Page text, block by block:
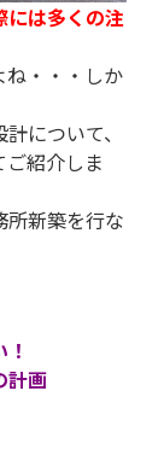
には多くの注
ね・・・しか
について、
紹介しま
所新築を行な
計画